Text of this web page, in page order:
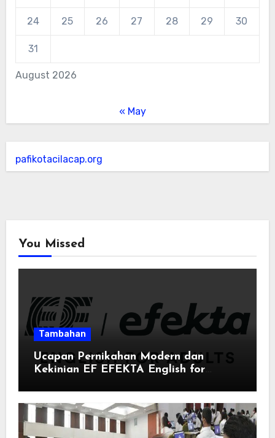
August 2026
24 25 26 27 28 29 30
31
« May
pafikotacilacap.org
You Missed
Tambahan
Ucapan Pernikahan Modern dan
Kekinian EF EFEKTA English for
Momen Spesial Semakin Berarti